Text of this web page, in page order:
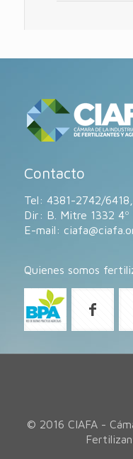
Contacto
Tel: 4381-2742/
Dir: B. Mitre 1332 4º
E-mail:
Quienes somos
© 2016 CIAFA -